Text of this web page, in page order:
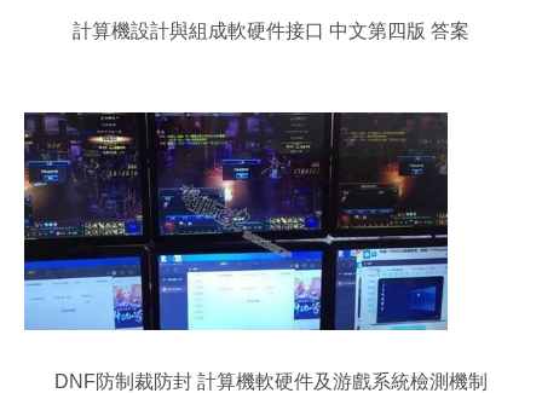
計算機設計與組成軟硬件接口 中文第四版 答案
DNF防制裁防封 計算機軟硬件及游戲系統檢測機制